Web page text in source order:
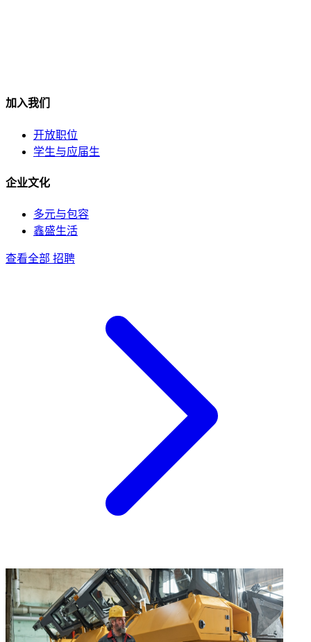
加入我们
开放职位
学生与应届生
企业文化
多元与包容
鑫盛生活
查看全部 招聘